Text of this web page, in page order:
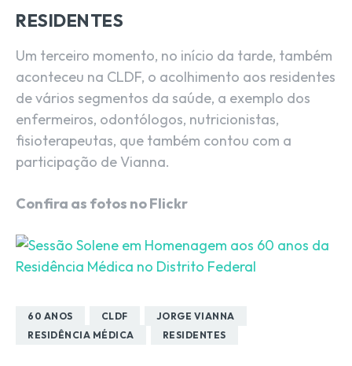
RESIDENTES
Um terceiro momento, no início da tarde, também
aconteceu na CLDF, o acolhimento aos residentes
de vários segmentos da saúde, a exemplo dos
enfermeiros, odontólogos, nutricionistas,
fisioterapeutas, que também contou com a
participação de Vianna.
Confira as fotos no Flickr
60 ANOS CLDF
JORGE VIANNA
RESIDÊNCIA MÉDICA
RESIDENTES